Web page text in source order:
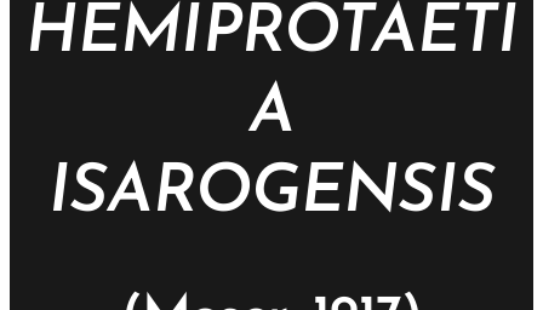
HEMIPROTAETI
A
ISAROGENSIS